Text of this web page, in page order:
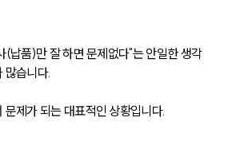
(납품)만 잘 하면 문제없다"는 안일한 생각
많습니다.
문제가 되는 대표적인 상황입니다.